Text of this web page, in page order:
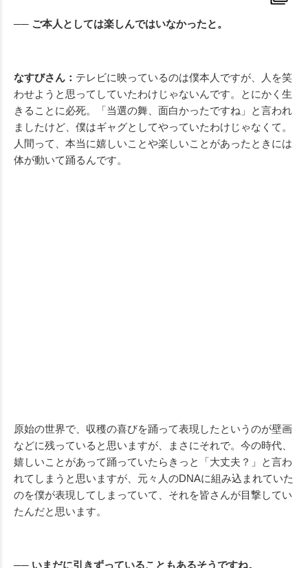
── ご本人としては楽しんではいなかったと。
なすびさん： テレビに映っているのは僕本人ですが、人を笑
わせようと思ってしていたわけじゃないんです。とにかく生
きることに必死。「当選の舞、面白かったですね」と言われ
ましたけど、僕はギャグとしてやっていたわけじゃなくて。
人間って、本当に嬉しいことや楽しいことがあったときには
体が動いて踊るんです。
原始の世界で、収穫の喜びを踊って表現したというのが壁画
などに残っていると思いますが、まさにそれで。今の時代、
嬉しいことがあって踊っていたらきっと「大丈夫？」と言わ
れてしまうと思いますが、元々人のDNAに組み込まれていた
のを僕が表現してしまっていて、それを皆さんが目撃してい
たんだと思います。
── いまだに引きずっていることもあるそうですね。